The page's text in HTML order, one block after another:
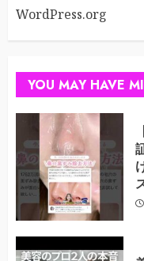
WordPress.org
YOU MAY HAVE